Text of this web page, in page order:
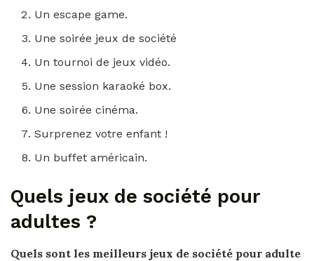
Un escape game.
Une soirée jeux de société
Un tournoi de jeux vidéo.
Une session karaoké box.
Une soirée cinéma.
Surprenez votre enfant !
Un buffet américain.
Quels jeux de société pour
adultes ?
Quels sont les meilleurs jeux de société pour adulte